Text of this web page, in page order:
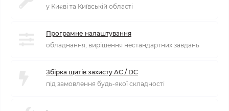
у Києві та Київській області
Програмне налаштування
обладнання, вирішення нестандартних завдань
Збірка щитів захисту AC / DC
під замовлення будь-якої складності